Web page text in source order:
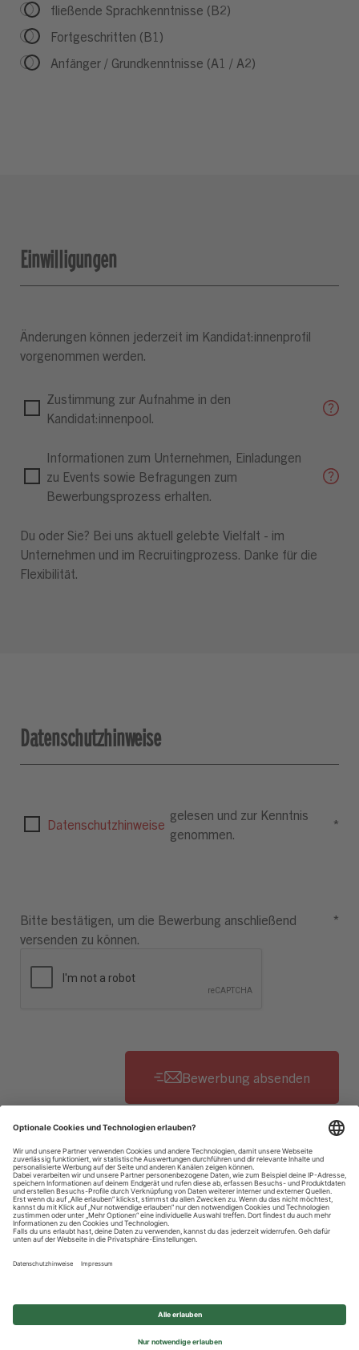
fließende Sprachkenntnisse (B2)
Fortgeschritten (B1)
Anfänger / Grundkenntnisse (A1 / A2)
Einwilligungen
Änderungen können jederzeit im Kandidat:innenprofil
vorgenommen werden.
Zustimmung zur Aufnahme in den
Kandidat:innenpool.
Informationen zum Unternehmen, Einladungen
zu Events sowie Befragungen zum
Bewerbungsprozess erhalten.
Du oder Sie? Bei uns aktuell gelebte Vielfalt - im
Unternehmen und im Recruitingprozess. Danke für die
Flexibilität.
Datenschutzhinweise
Datenschutzhinweise
gelesen und zur Kenntnis
genommen.
*
Bitte bestätigen, um die Bewerbung anschließend
versenden zu können.
*
Datenschutzhinweise
Impressum